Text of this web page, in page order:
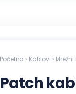
Početna › Kablovi ›
Patch